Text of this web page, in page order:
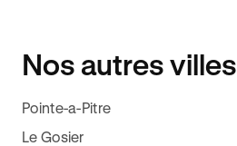
Nos autres villes
Pointe-a-Pitre
Le Gosier